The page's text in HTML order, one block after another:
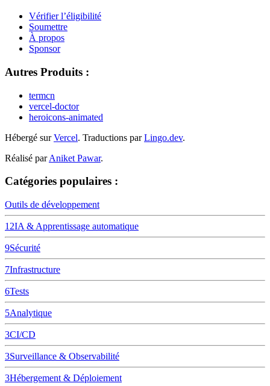
Vérifier l’éligibilité
Soumettre
À propos
Sponsor
Autres Produits :
termcn
vercel-doctor
heroicons-animated
Hébergé sur Vercel. Traductions par Lingo.dev.
Réalisé par Aniket Pawar.
Catégories populaires :
Outils de développement
12IA & Apprentissage automatique
9Sécurité
7Infrastructure
6Tests
5Analytique
3CI/CD
3Surveillance & Observabilité
3Hébergement & Déploiement